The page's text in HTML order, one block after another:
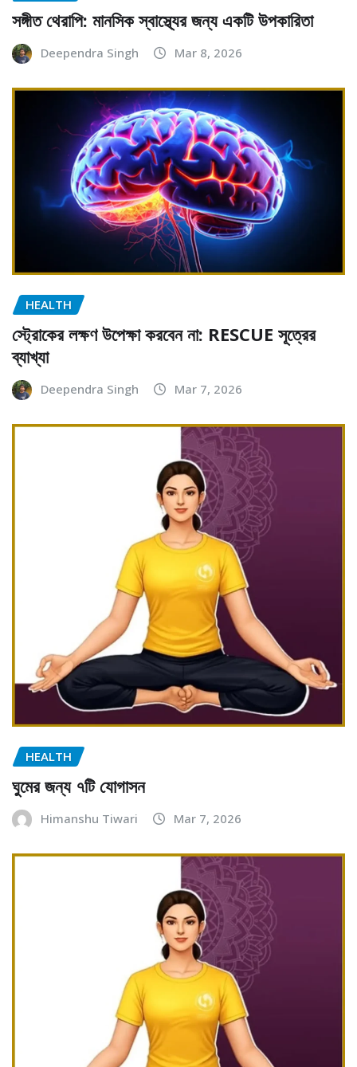
সঙ্গীত থেরাপি: মানসিক স্বাস্থ্যের জন্য একটি উপকারিতা
Deependra Singh Mar 8, 2026
HEALTH
স্ট্রোকের লক্ষণ উপেক্ষা করবেন না: RESCUE সূত্রের
ব্যাখ্যা
Deependra Singh Mar 7, 2026
HEALTH
ঘুমের জন্য ৭টি যোগাসন
Himanshu Tiwari Mar 7, 2026